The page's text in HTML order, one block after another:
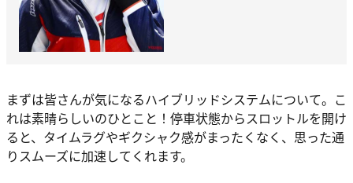
まずは皆さんが気になるハイブリッドシステムについて。こ
れは素晴らしいのひとこと！停車状態からスロットルを開け
ると、タイムラグやギクシャク感がまったくなく、思った通
りスムーズに加速してくれます。